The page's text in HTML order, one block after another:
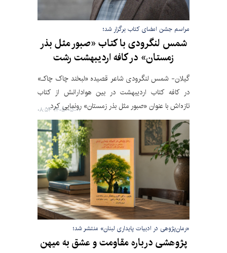
مراسم جشن امضای کتاب برگزار شد؛
شمس لنگرودی با کتاب «صبور مثل بذر
زمستان» در کافه اردیبهشت رشت
گیلان- شمس لنگرودی‌ شاعر قصیده «لبخند چاک چاکـ»
در کافه کتاب اردیبهشت در بین هوادارانش از کتاب
تازه‌اش با عنوان «صبور مثل بذر زمستان» رونمایی کرد.
۱۴۰۵-۰۵-۰۱ ۰۸:۵۴
«رمان‌پژوهی در ادبیات پایداری لبنان» منتشر شد؛
پژوهشی درباره مقاومت و عشق به میهن